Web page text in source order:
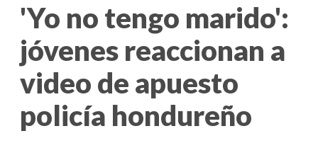
'Yo no tengo marido':
jóvenes reaccionan a
video de apuesto
policía hondureño